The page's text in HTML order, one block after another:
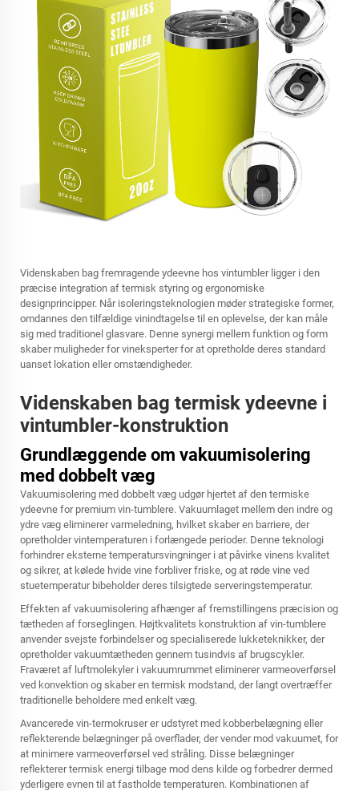
Videnskaben bag fremragende ydeevne hos vintumbler ligger i den
præcise integration af termisk styring og ergonomiske
designprincipper. Når isoleringsteknologien møder strategiske former,
omdannes den tilfældige vinindtagelse til en oplevelse, der kan måle
sig med traditionel glasvare. Denne synergi mellem funktion og form
skaber muligheder for vineksperter for at opretholde deres standard
uanset lokation eller omstændigheder.
Videnskaben bag termisk ydeevne i
vintumbler-konstruktion
Grundlæggende om vakuumisolering
med dobbelt væg
Vakuumisolering med dobbelt væg udgør hjertet af den termiske
ydeevne for premium vin-tumblere. Vakuumlaget mellem den indre og
ydre væg eliminerer varmeledning, hvilket skaber en barriere, der
opretholder vintemperaturen i forlængede perioder. Denne teknologi
forhindrer eksterne temperatursvingninger i at påvirke vinens kvalitet
og sikrer, at kølede hvide vine forbliver friske, og at røde vine ved
stuetemperatur bibeholder deres tilsigtede serveringstemperatur.
Effekten af vakuumisolering afhænger af fremstillingens præcision og
tætheden af forseglingen. Højtkvalitets konstruktion af vin-tumblere
anvender svejste forbindelser og specialiserede lukketeknikker, der
opretholder vakuumtætheden gennem tusindvis af brugscykler.
Fraværet af luftmolekyler i vakuumrummet eliminerer varmeoverførsel
ved konvektion og skaber en termisk modstand, der langt overtræffer
traditionelle beholdere med enkelt væg.
Avancerede vin-termokruser er udstyret med kobberbelægning eller
reflekterende belægninger på overflader, der vender mod vakuumet, for
at minimere varmeoverførsel ved stråling. Disse belægninger
reflekterer termisk energi tilbage mod dens kilde og forbedrer dermed
yderligere evnen til at fastholde temperaturen. Kombinationen af